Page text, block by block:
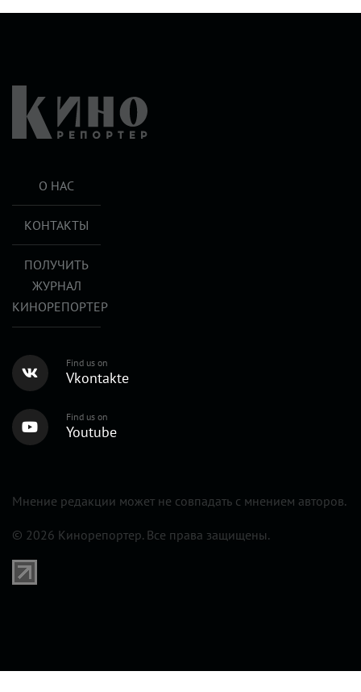
О НАС
КОНТАКТЫ
ПОЛУЧИТЬ
ЖУРНАЛ
КИНОРЕПОРТЕР
Find us on
Vkontakte
Find us on
Youtube
Мнение редакции может не совпадать с мнением авторов.
© 2026 Кинорепортер. Все права защищены.